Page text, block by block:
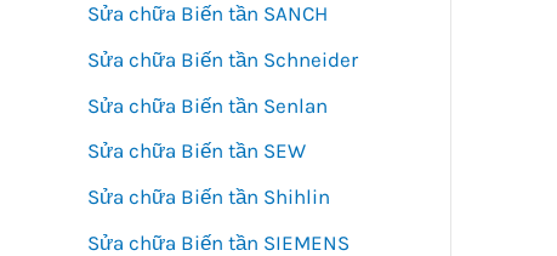
Sửa chữa Biến tần SANCH
Sửa chữa Biến tần Schneider
Sửa chữa Biến tần Senlan
Sửa chữa Biến tần SEW
Sửa chữa Biến tần Shihlin
Sửa chữa Biến tần SIEMENS